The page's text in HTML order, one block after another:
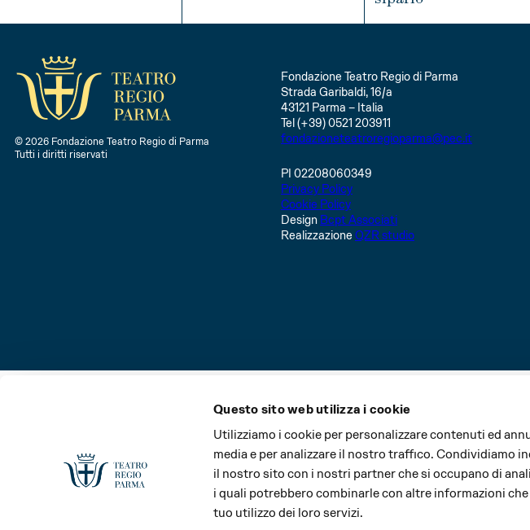
Questo sito web utilizza i cookie
Utilizziamo i cookie per personalizzare contenuti ed
media e per analizzare il nostro traffico. Condividiamo
il nostro sito con i nostri partner che si occupano di
i quali potrebbero combinarle con altre informazioni
tuo utilizzo dei loro servizi.
INFO
© 2026 Fondazione Teatro Regio di Parma
Tutti i diritti riservati
Fondazione Teatro Regio di Parma
Strada Garibaldi, 16/a
43121 Parma – Italia
Tel (+39) 0521 203911
fondazioneteatroregioparma@pec.it
PI 02208060349
Privacy Policy
Cookie Policy
Design Bcpt Associati
Realizzazione QZR studio
La Stagione del Teatro Regio di Parma e il Festival Verdi sono realizzati grazie